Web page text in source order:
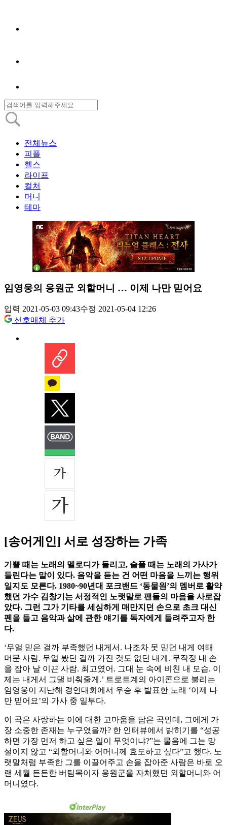
전체뉴스
피플
헬스
라이프
컬처
머니
테마
임영웅의 응원군 외할머니 … 이제 나만 믿어요
입력 2021-05-03 09:43수정 2021-05-04 12:26
선호매체 추가
[송어게인] 서로 성장하는 가족
기쁠 때는 노래의 멜로디가 들리고, 슬플 때는 노래의 가사가
들린다는 말이 있다. 음악을 듣는 건 어떤 마음을 느끼는 행위
일지도 모른다. 1980~90년대 포크밴드 ‘동물원’의 멤버로 활약
했던 가수 김창기는 서정적인 노랫말로 팬들의 마음을 사로잡
았다. 그런 그가 기타를 세심하게 매만지던 손으로 초크 대신
펜을 들고 음악과 삶에 관한 얘기를 독자에게 들려주고자 한
다.
‘무얼 믿은 걸까 부족했던 내게서. 나조차 못 믿던 내게 여태
머문 사람. 무얼 봤던 걸까 가진 것도 없던 내게. 무작정 내 손
을 잡아 날 이끈 사람. 최고였어. 그대 눈 속에 비친 내 모습. 이
제는 내게서 그댈 비춰줄게.’ 트로트계의 아이콘으로 불리는
임영웅이 지난해 경연대회에서 우승 후 발표한 노래 ‘이제 나
만 믿어요’의 가사 중 일부다.
이 곡은 사랑하는 이에 대한 고마움을 담은 곡인데, 그에게 가
장 소중한 존재는 누구였을까? 한 인터뷰에서 밝히기를 “성공
하면 가장 먼저 하고 싶은 일이 무엇이냐?”는 물음에 그는 망
설이지 않고 “외할머니와 어머니께 효도하고 싶다”고 했다. 노
랫말처럼 부족한 그를 이끌어주고 손을 잡아준 사람은 바로 오
랜 세월 든든한 버팀목이자 응원군을 자처했던 외할머니와 어
머니였다.